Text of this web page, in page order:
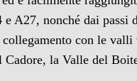
e A27, nonché dai passi
con le valli
la Valle del